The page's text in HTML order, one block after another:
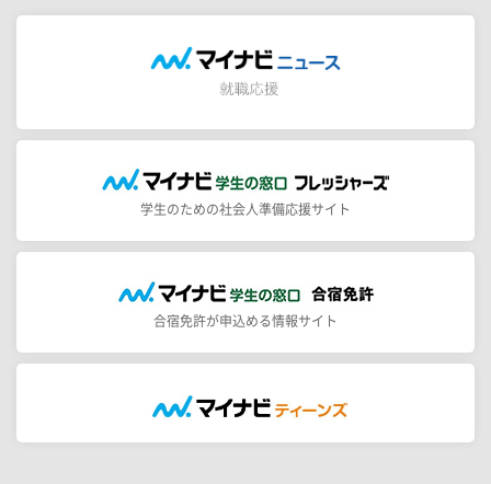
学生のための社会人準備応援サイト
合宿免許が申込める情報サイト